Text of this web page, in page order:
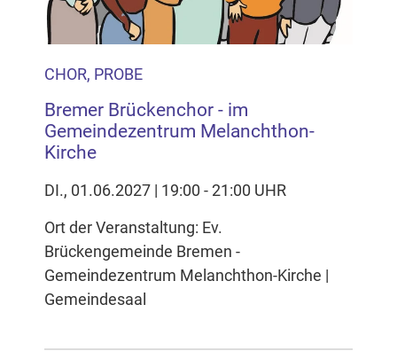
Einstellungen anpassen
CHOR, PROBE
Bremer Brückenchor - im
Gemeindezentrum Melanchthon-
Kirche
DI., 01.06.2027 | 19:00 - 21:00 UHR
Ort der Veranstaltung: Ev.
Brückengemeinde Bremen -
Gemeindezentrum Melanchthon-Kirche |
Gemeindesaal